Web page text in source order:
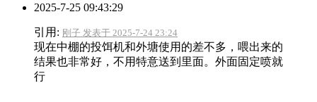
2025-7-25 09:43:29
引用: 刚子 发表于 2025-7-24 23:24
现在中棚的投饵机和外塘使用的差不多，喂出来的
结果也非常好，不用特意送到里面。外面固定喷就
行